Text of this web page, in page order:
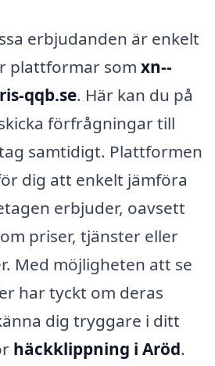
erbjudanden är enkelt
plattformar som xn--
qqb.se. Här kan du på
förfrågningar till
samtidigt. Plattformen
dig att enkelt jämföra
erbjuder, oavsett
priser, tjänster eller
Med möjligheten att se
har tyckt om deras
dig tryggare i ditt
häckklippning i Aröd.